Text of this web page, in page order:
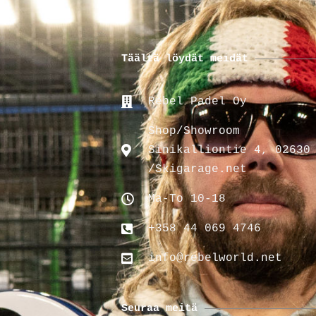
Täältä löydät meidät
Rebel Padel Oy
Shop/Showroom
Sinikalliontie 4, 02630
/Skigarage.net
Ma-To 10-18
+358 44 069 4746
info@rebelworld.net
Seuraa meitä